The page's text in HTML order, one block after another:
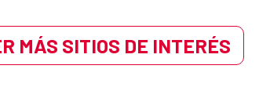
MÁS SITIOS DE INTERÉS